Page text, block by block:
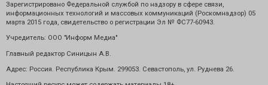
Зарегистрировано Федеральной службой по надзору в сфере связи,
информационных технологий и массовых коммуникаций (Роскомнадзор) 05
марта 2015 года, свидетельство о регистрации Эл № ФС77-60943.
Учредитель: ООО "Информ Медиа"
Главный редактор Синицын А.В.
Адрес: Россия. Республика Крым. 299053. Севастополь, ул. Руднева 26.